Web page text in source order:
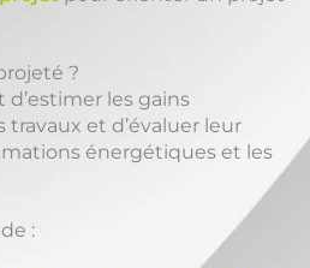
?
les gains
et d’évaluer leur
énergétiques et les
: